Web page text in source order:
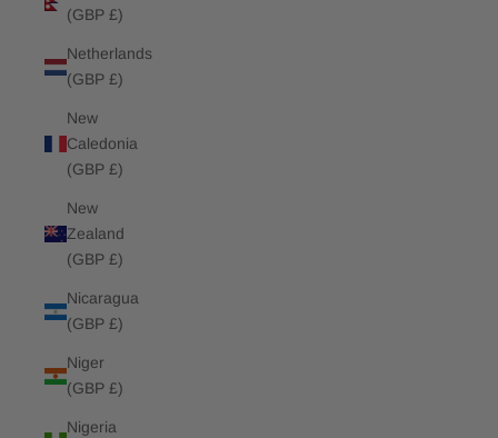
(GBP £)
Netherlands
(GBP £)
New
Caledonia
(GBP £)
New
Zealand
(GBP £)
Nicaragua
(GBP £)
Niger
(GBP £)
Nigeria